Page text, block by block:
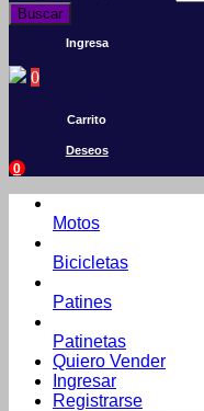
Buscar
Ingresa
0
Carrito
Deseos
0
Motos
Bicicletas
Patines
Patinetas
Quiero Vender
Ingresar
Registrarse